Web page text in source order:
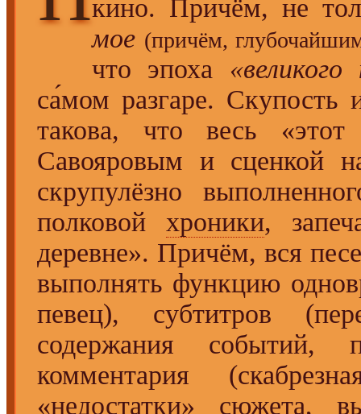
кино. Причём, не
мое (причём,
что эпоха «великого
са́мом разгаре. Скупость
такова, что весь
Савояровым и сценкой
скрупулёзно
полковой хроники,
деревне». Причём, вся
выполнять функцию
певец), субтитров
содержания событий,
комментария
«недостатки» сюжета,